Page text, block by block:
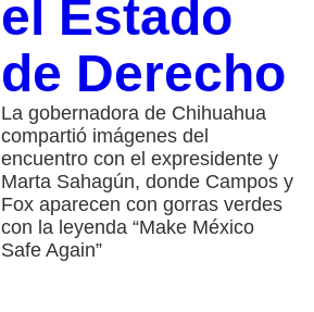
el Estado
de Derecho
La gobernadora de Chihuahua
compartió imágenes del
encuentro con el expresidente y
Marta Sahagún, donde Campos y
Fox aparecen con gorras verdes
con la leyenda “Make México
Safe Again”